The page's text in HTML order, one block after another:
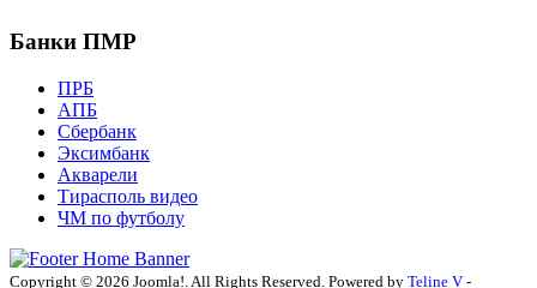
Банки ПМР
ПРБ
АПБ
Сбербанк
Эксимбанк
Акварели
Тирасполь видео
ЧМ по футболу
Copyright © 2026 Joomla!. All Rights Reserved. Powered by Teline V -